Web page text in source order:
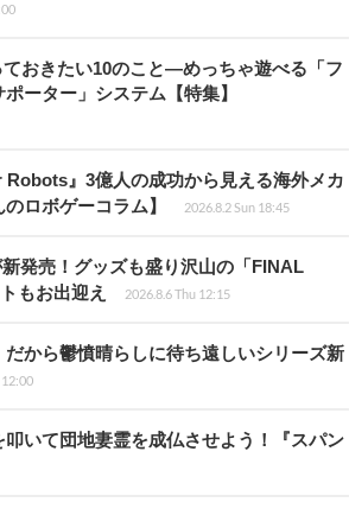
おきたい10のこと―めっちゃ遊べる「フ
ーター」システム【特集】
』3億人の成功から見える海外メカ
ロボゲーコラム】
2026.8.2 Sun 18:45
発売！グッズも盛り沢山の「FINAL
もお出迎え
2026.8.6 Thu 12:15
から鬱憤晴らしに待ち遠しいシリーズ新
12:00
いて団地妻霊を成仏させよう！『スパン